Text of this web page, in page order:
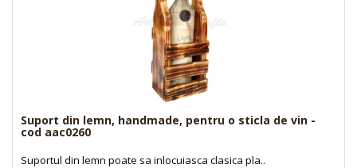
Suport din lemn, handmade, pentru o sticla de vin -
cod aac0260
Suportul din lemn poate sa inlocuiasca clasica pla..